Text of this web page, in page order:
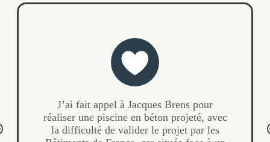
Notre projet n’était pas simple, mais le
commercial a su trouver des solutions à
notre problème de terrain.